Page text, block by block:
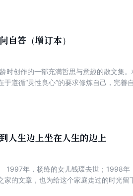
自答（增订本）
时创作的一部充满哲思与意趣的散文集
于遵循“灵性良心”的要求修炼自己，完
人生边上坐在人生的边上
家的文章，也为给这个家庭走过的时光